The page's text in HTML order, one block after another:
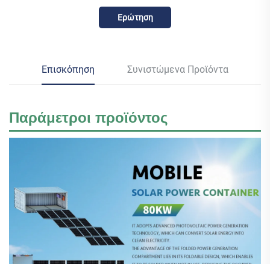
Ερώτηση
Επισκόπηση Συνιστώμενα Προϊόντα
Παράμετροι προϊόντος